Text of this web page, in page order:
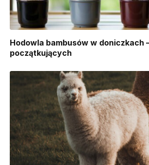
Hodowla bambusów w doniczkach
początkujących